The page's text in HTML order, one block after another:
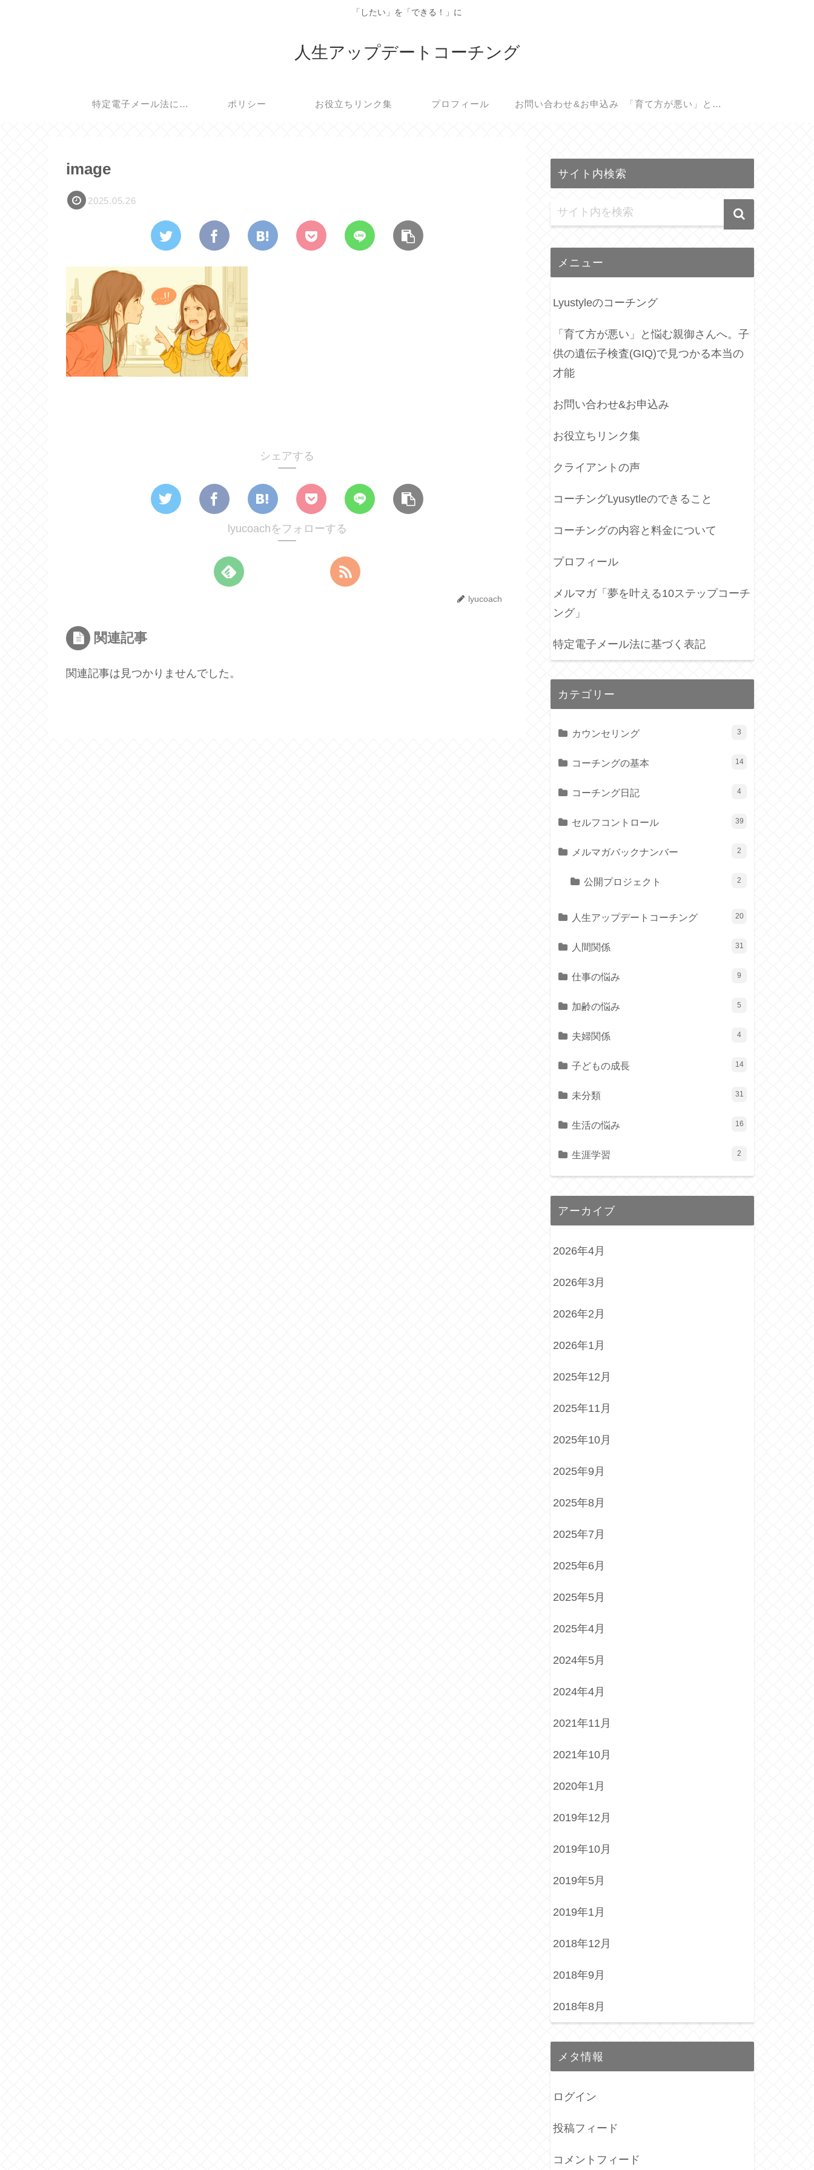
「したい」を「できる！」に
人生アップデートコーチング
特定電子メール法に基 ポリシー お役立ちリンク集 プロフィール お問い合わせ&お申込み 「育て方が悪い」と悩
遺伝子検査(GIQ)で見つ
image
2025.05.26
シェアする
lyucoachをフォローする
lyucoach
関連記事
関連記事は見つかりませんでした。
サイト内検索
メニュー
Lyustyleのコーチング
「育て方が悪い」と悩む親御さんへ。子
供の遺伝子検査(GIQ)で見つかる本当の
才能
お問い合わせ&お申込み
お役立ちリンク集
クライアントの声
コーチングLyusytleのできること
コーチングの内容と料金について
プロフィール
メルマガ「夢を叶える10ステップコーチ
ング」
特定電子メール法に基づく表記
カテゴリー
カウンセリング 3
コーチングの基本 14
コーチング日記 4
セルフコントロール 39
メルマガバックナンバー 2
公開プロジェクト 2
人生アップデートコーチング 20
人間関係 31
仕事の悩み 9
加齢の悩み 5
夫婦関係 4
子どもの成長 14
未分類 31
生活の悩み 16
生涯学習 2
アーカイブ
2026年4月
2026年3月
2026年2月
2026年1月
2025年12月
2025年11月
2025年10月
2025年9月
2025年8月
2025年7月
2025年6月
2025年5月
2025年4月
2024年5月
2024年4月
2021年11月
2021年10月
2020年1月
2019年12月
2019年10月
2019年5月
2019年1月
2018年12月
2018年9月
2018年8月
メタ情報
ログイン
投稿フィード
コメントフィード